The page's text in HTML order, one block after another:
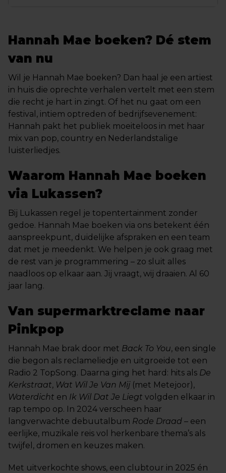
Hannah Mae boeken? Dé stem
van nu
Wil je Hannah Mae boeken? Dan haal je een artiest
in huis die oprechte verhalen vertelt met een stem
die recht je hart in zingt. Of het nu gaat om een
festival, intiem optreden of bedrijfsevenement:
Hannah pakt het publiek moeiteloos in met haar
mix van pop, country en Nederlandstalige
luisterliedjes.
Waarom Hannah Mae boeken
via Lukassen?
Bij Lukassen regel je topentertainment zonder
gedoe. Hannah Mae boeken via ons betekent één
aanspreekpunt, duidelijke afspraken en een team
dat met je meedenkt. We helpen je ook graag met
de rest van je programmering – zo sluit alles
naadloos op elkaar aan. Jij vraagt, wij draaien. Al 60
jaar lang.
Van supermarktreclame naar
Pinkpop
Hannah Mae brak door met Back To You, een single
die begon als reclameliedje en uitgroeide tot een
Radio 2 TopSong. Daarna ging het hard: hits als De
Kerkstraat, Wat Wil Je Van Mij (met Metejoor),
Waterdicht en Ik Wil Dat Je Liegt volgden elkaar in
rap tempo op. In 2024 verscheen haar
langverwachte debuutalbum Rode Draad – een
eerlijke, muzikale reis vol herkenbare thema’s als
twijfel, dromen en keuzes maken.
Met uitverkochte shows, een clubtour in 2025 én